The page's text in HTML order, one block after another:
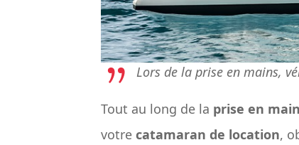
Lors de la prise en mains,
Tout au long de la prise en main
votre catamaran de location,